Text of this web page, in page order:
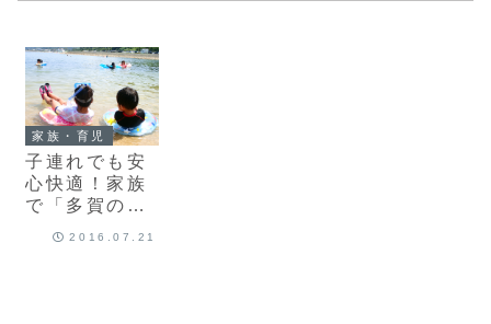
家族・育児
子連れでも安
心快適！家族
で「多賀の浜
2016.07.21